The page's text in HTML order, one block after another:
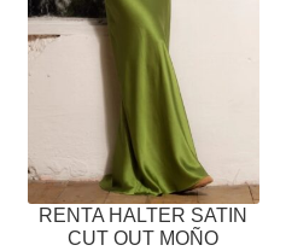
RENTA HALTER SATIN
CUT OUT MOÑO
OPCIONES
SE
PUEDEN
LA
PÁGINA
DE